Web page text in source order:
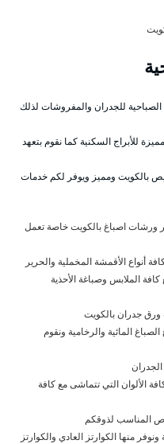
للجدران والمفروشات لذلك
للأبراج السكنية كما نقوم بتعهد
بالكويت ومميز ويوفر لكم خدمات
ورشات اصباغ بالكويت خاصة تعمل
أنواع الأقمشة المخملية والحرير
الملابس وصباغة الأحذية
جدران بالكويت
المائية والرخامية ونقوم
الألوان التي تتماشى مع كافة
المناسب لذوقكم
منها الكوارتز العادي والكوارتز